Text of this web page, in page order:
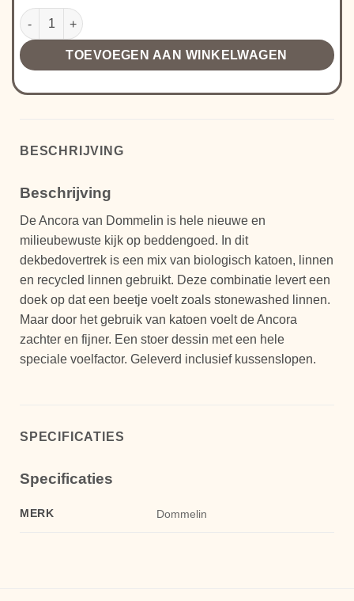
Dommelin Ancora aantal
TOEVOEGEN AAN WINKELWAGEN
BESCHRIJVING
Beschrijving
De Ancora van Dommelin is hele nieuwe en
milieubewuste kijk op beddengoed. In dit
dekbedovertrek is een mix van biologisch katoen, linnen
en recycled linnen gebruikt. Deze combinatie levert een
doek op dat een beetje voelt zoals stonewashed linnen.
Maar door het gebruik van katoen voelt de Ancora
zachter en fijner. Een stoer dessin met een hele
speciale voelfactor. Geleverd inclusief kussenslopen.
SPECIFICATIES
Specificaties
MERK Dommelin